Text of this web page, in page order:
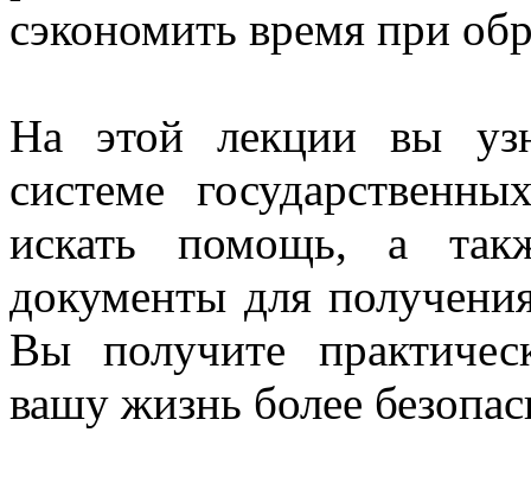
сэкономить время при
На этой лекции вы
системе
искать помощь, а
документы для
Вы получите
вашу жизнь более